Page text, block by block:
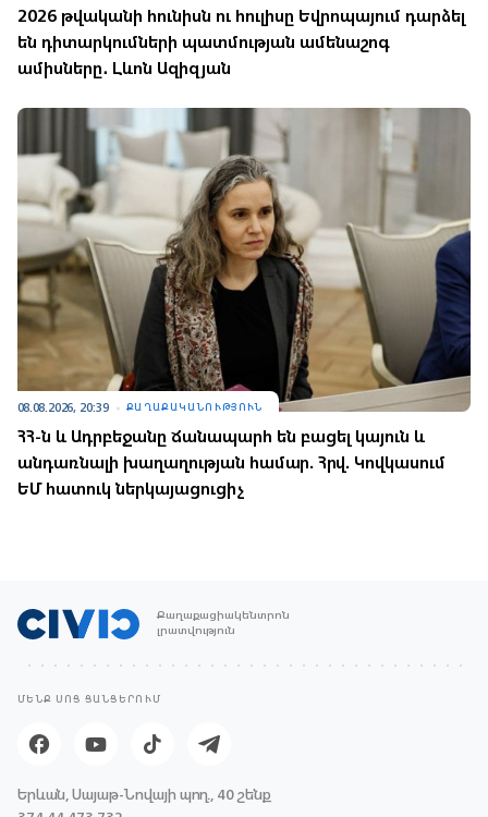
2026 թվականի հունիսն ու հուլիսը Եվրոպայում դարձել
են դիտարկումների պատմության ամենաշոգ
ամիսները․ Լևոն Ազիզյան
08.08.2026, 20:39 ՔԱՂԱՔԱԿԱՆՈՒԹՅՈՒՆ
ՀՀ-ն և Ադրբեջանը ճանապարհ են բացել կայուն և
անդառնալի խաղաղության համար. Հրվ. Կովկասում
ԵՄ հատուկ ներկայացուցիչ
Քաղաքացիակենտրոն
լրատվություն
ՄԵՆՔ ՍՈՑ ՑԱՆՑԵՐՈՒՄ
Երևան, Սայաթ-Նովայի պող., 40 շենք